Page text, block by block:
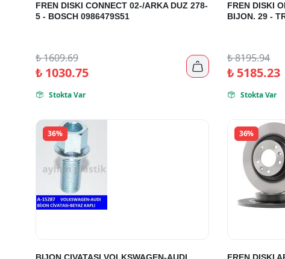
FREN DISKI CONNECT 02-/ARKA DUZ 278-
5 - BOSCH 0986479S51
₺1609.69
₺1030.75 
 Stokta Var
FREN DISKI
BIJON. 29 -
₺8195.94
₺5185.23
 Stokta Var
36% 36%